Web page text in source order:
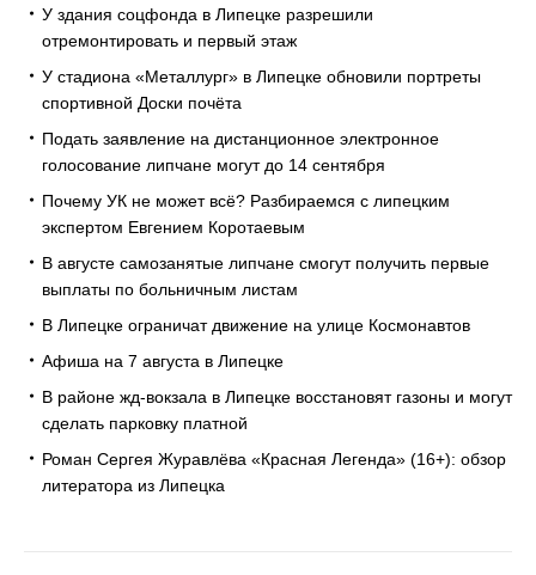
У здания соцфонда в Липецке разрешили
отремонтировать и первый этаж
У стадиона «Металлург» в Липецке обновили портреты
спортивной Доски почёта
Подать заявление на дистанционное электронное
голосование липчане могут до 14 сентября
Почему УК не может всё? Разбираемся с липецким
экспертом Евгением Коротаевым
В августе самозанятые липчане смогут получить первые
выплаты по больничным листам
В Липецке ограничат движение на улице Космонавтов
Афиша на 7 августа в Липецке
В районе жд-вокзала в Липецке восстановят газоны и могут
сделать парковку платной
Роман Сергея Журавлёва «Красная Легенда» (16+): обзор
литератора из Липецка